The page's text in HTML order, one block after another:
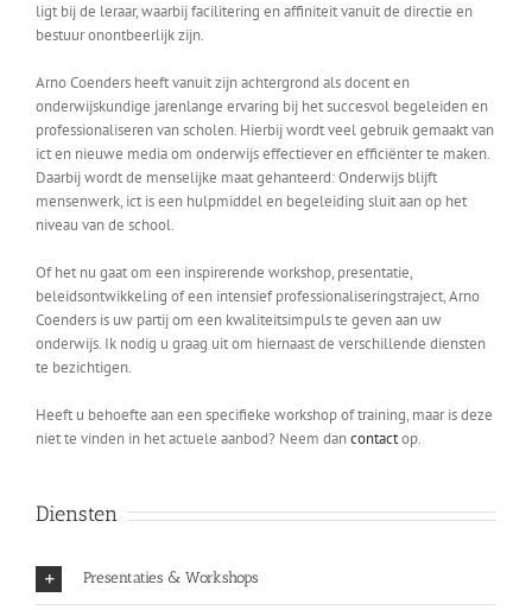
ligt bij de leraar, waarbij facilitering en affiniteit vanuit de directie en
bestuur onontbeerlijk zijn.
Arno Coenders heeft vanuit zijn achtergrond als docent en
onderwijskundige jarenlange ervaring bij het succesvol begeleiden en
professionaliseren van scholen. Hierbij wordt veel gebruik gemaakt van
ict en nieuwe media om onderwijs effectiever en efficiënter te maken.
Daarbij wordt de menselijke maat gehanteerd: Onderwijs blijft
mensenwerk, ict is een hulpmiddel en begeleiding sluit aan op het
niveau van de school.
Of het nu gaat om een inspirerende workshop, presentatie,
beleidsontwikkeling of een intensief professionaliseringstraject, Arno
Coenders is uw partij om een kwaliteitsimpuls te geven aan uw
onderwijs. Ik nodig u graag uit om hiernaast de verschillende diensten
te bezichtigen.
Heeft u behoefte aan een specifieke workshop of training, maar is deze
niet te vinden in het actuele aanbod? Neem dancontactop.
Diensten
Presentaties & Workshops